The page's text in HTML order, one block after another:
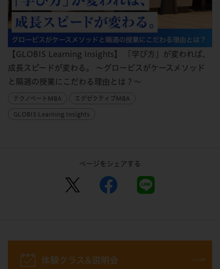
【GLOBIS Learning Insights】 「学び方」が変われば、
成長スピードが変わる。 〜グロービスがケースメソッド
と隔週の授業にこだわる理由とは？〜
テクノベートMBA エグゼクティブMBA
GLOBIS Learning Insights
ページをシェアする
体験クラス&説明会